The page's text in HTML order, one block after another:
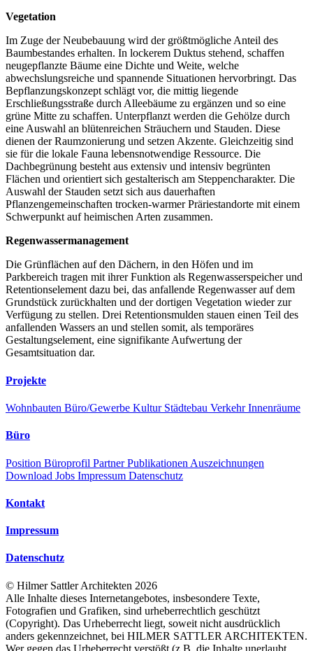
Vegetation
Im Zuge der Neubebauung wird der größtmögliche Anteil des
Baumbestandes erhalten. In lockerem Duktus stehend, schaffen
neugepflanzte Bäume eine Dichte und Weite, welche
abwechslungsreiche und spannende Situationen hervorbringt. Das
Bepflanzungskonzept schlägt vor, die mittig liegende
Erschließungsstraße durch Alleebäume zu ergänzen und so eine
grüne Mitte zu schaffen. Unterpflanzt werden die Gehölze durch
eine Auswahl an blütenreichen Sträuchern und Stauden. Diese
dienen der Raumzonierung und setzen Akzente. Gleichzeitig sind
sie für die lokale Fauna lebensnotwendige Ressource. Die
Dachbegrünung besteht aus extensiv und intensiv begrünten
Flächen und orientiert sich gestalterisch am Steppencharakter. Die
Auswahl der Stauden setzt sich aus dauerhaften
Pflanzengemeinschaften trocken-warmer Präriestandorte mit einem
Schwerpunkt auf heimischen Arten zusammen.
Regenwassermanagement
Die Grünflächen auf den Dächern, in den Höfen und im
Parkbereich tragen mit ihrer Funktion als Regenwasserspeicher und
Retentionselement dazu bei, das anfallende Regenwasser auf dem
Grundstück zurückhalten und der dortigen Vegetation wieder zur
Verfügung zu stellen. Drei Retentionsmulden stauen einen Teil des
anfallenden Wassers an und stellen somit, als temporäres
Gestaltungselement, eine signifikante Aufwertung der
Gesamtsituation dar.
Projekte
Wohnbauten Büro/Gewerbe Kultur Städtebau VerkehrInnenräume
Büro
Position Büroprofil PartnerPublikationen Auszeichnungen
Download Jobs Impressum Datenschutz
Kontakt
Impressum
Datenschutz
© Hilmer Sattler Architekten 2026
Alle Inhalte dieses Internetangebotes, insbesondere Texte,
Fotografien und Grafiken, sind urheberrechtlich geschützt
(Copyright). Das Urheberrecht liegt, soweit nicht ausdrücklich
anders gekennzeichnet, bei HILMER SATTLER ARCHITEKTEN.
Wer gegen das Urheberrecht verstößt (z.B. die Inhalte unerlaubt